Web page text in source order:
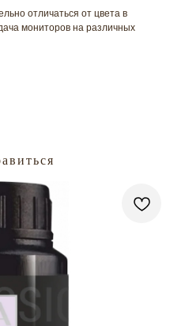
отличаться от цвета в
мониторов на различных